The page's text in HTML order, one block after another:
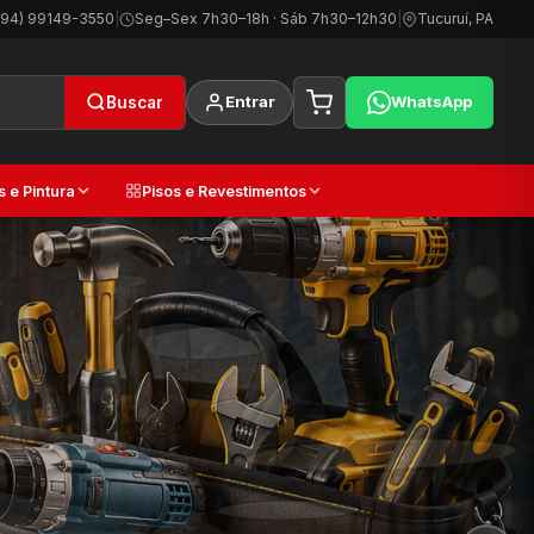
99149-3550 | Seg–Sex 7h30–18h · Sáb 7h30–12h30 Tucuruí, PA
Buscar Entrar WhatsApp
e Pintura Pisos e Revestimentos